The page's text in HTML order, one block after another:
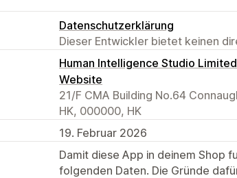
Datenschutzerklärung
Dieser Entwickler bietet keinen
Human Intelligence Studio Limited
Website
21/F CMA Building No.64
HK, 000000, HK
19. Februar 2026
Damit diese App in deinem Shop
folgenden Daten. Die Gründe